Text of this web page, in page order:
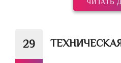
29